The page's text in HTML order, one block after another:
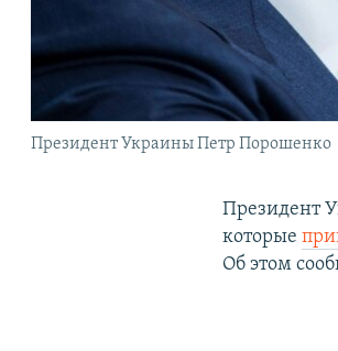
Президент Украины Петр Порошенко
Президент
которые
Об этом